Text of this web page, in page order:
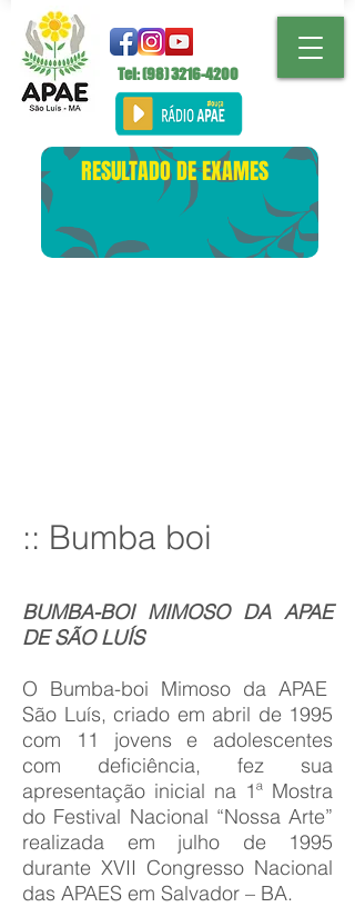
Tel: (98)3216-4200
RESULTADO DE EXAMES
:: Bumba boi
BUMBA-BOI MIMOSO DA APAE
DE SÃO LUÍS
O Bumba-boi Mimoso da APAE
São Luís, criado em abril de 1995
com 11 jovens e adolescentes
com deficiência, fez sua
apresentação inicial na 1ª Mostra
do Festival Nacional “Nossa Arte”
realizada em julho de 1995
durante XVII Congresso Nacional
das APAES em Salvador – BA.